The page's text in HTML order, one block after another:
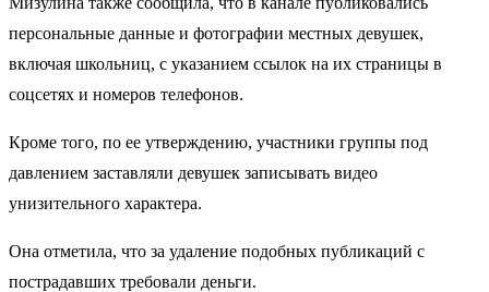
персональные данные и фотографии местных девушек,
включая школьниц, с указанием ссылок на их страницы в
соцсетях и номеров телефонов.
Кроме того, по ее утверждению, участники группы под
давлением заставляли девушек записывать видео
унизительного характера.
Она отметила, что за удаление подобных публикаций с
пострадавших требовали деньги.